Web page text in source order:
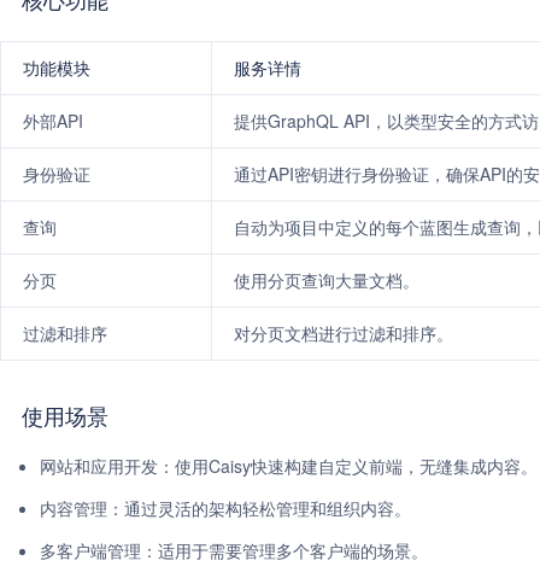
功能模块 服务详情
外部API 提供GraphQL API，以类型安全的方式
身份验证 通过API密钥进行身份验证，确保API的
查询 自动为项目中定义的每个蓝图生成查询
分页 使用分页查询大量文档。
过滤和排序 对分页文档进行过滤和排序。
使用场景
网站和应用开发：使用Caisy快速构建自定义前端，无缝集成内容。
内容管理：通过灵活的架构轻松管理和组织内容。
多客户端管理：适用于需要管理多个客户端的场景。